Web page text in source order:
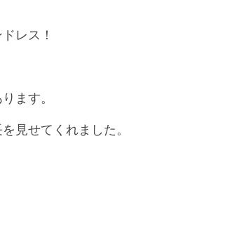
レス！
ます。
見せてくれました。